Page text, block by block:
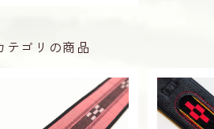
テゴリの商品